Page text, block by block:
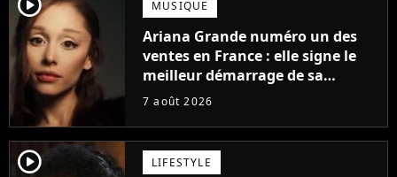
MUSIQUE
Ariana Grande numéro un des
ventes en France : elle signe le
meilleur démarrage de sa
carrière avec son album Petal
7 août 2026
player2 LIFESTYLE